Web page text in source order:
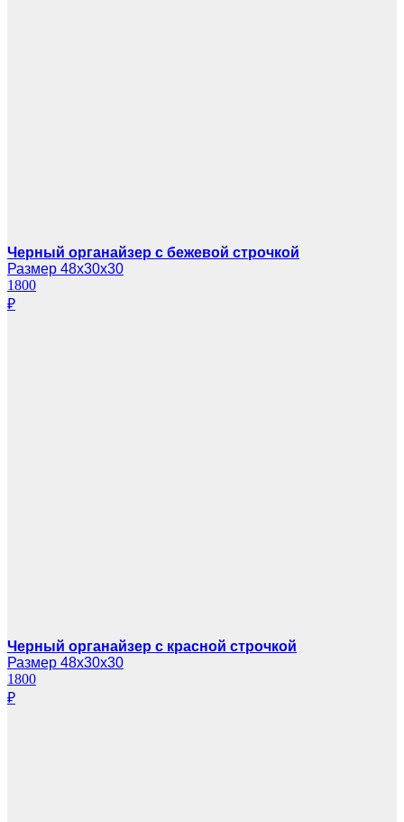
Черный органайзер с бежевой строчкой
Размер 48х30х30
1800
₽
Черный органайзер с красной строчкой
Размер 48х30х30
1800
₽